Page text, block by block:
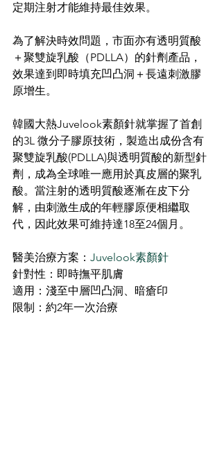
定期注射才能維持最佳效果。
為了解決時效問題，市面亦有透明質酸
＋聚雙旋乳酸（PDLLA）的針劑產品，
效果達到即時填充凹凸洞＋長遠刺激膠
原增生。
韓國大熱Juvelook素顏針就掌握了首創
的3L 微分子膠原技術，製造出成份含有
聚雙旋乳酸(PDLLA)與透明質酸的新型針
劑，成為全球唯一應用於真皮層的聚乳
酸。當注射的透明質酸逐漸在皮下分
解，由刺激生成的年輕膠原便相繼取
代，因此效果可維持達18至24個月。
醫美治療方案： Juvelook素顏針
針對性：即時撫平肌膚
適用：淺至中層凹凸洞、暗瘡印
限制：約2年一次治療